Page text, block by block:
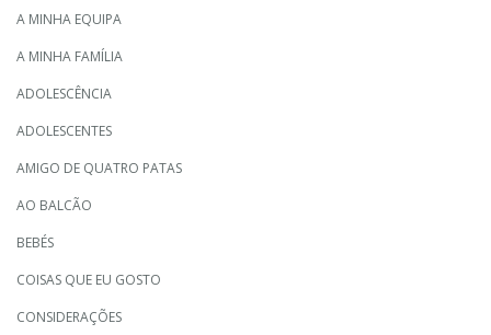
A MINHA EQUIPA
A MINHA FAMÍLIA
ADOLESCÊNCIA
ADOLESCENTES
AMIGO DE QUATRO PATAS
AO BALCÃO
BEBÉS
COISAS QUE EU GOSTO
CONSIDERAÇÕES